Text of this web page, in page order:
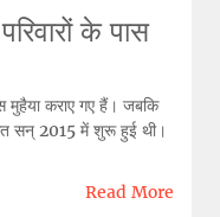
के पास
मुहैया कराए गए हैं। जबकि
सन् 2015 में शुरू हुई थी।
Read More